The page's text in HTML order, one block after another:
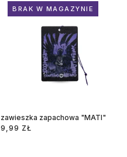
BRAK W MAGAZYNIE
zawieszka zapachowa "MATI"
9,99 ZŁ